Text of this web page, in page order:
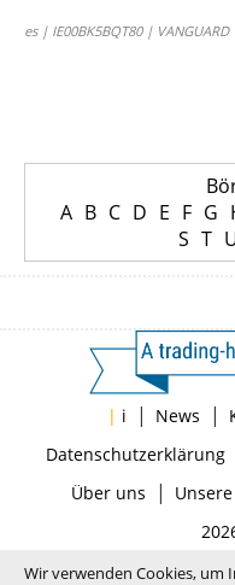
es | IE00BK5BQT80 |
A B C D E F G
S T
| i | News |
Datenschutzerklärung
Über uns |
Wir verwenden Cookies, um